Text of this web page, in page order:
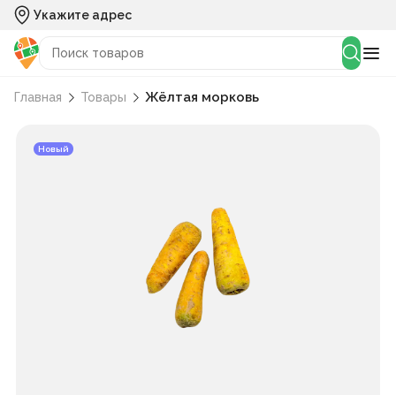
Укажите адрес
Главная Товары Жёлтая морковь
Новый